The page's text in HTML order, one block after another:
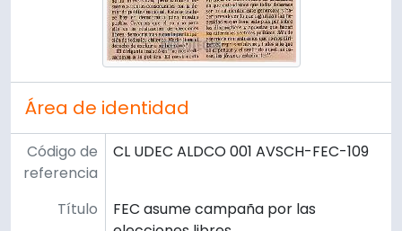
Área de identidad
Código de
referencia
CL UDEC ALDCO 001 AVSCH-FEC-109
Título
FEC asume campaña por las